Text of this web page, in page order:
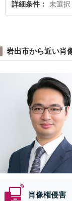
詳細条件 未選択
岩出市から近い肖
肖像権侵害